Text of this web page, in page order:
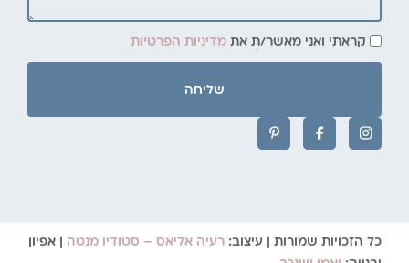
קראתי ואני מאשר/ת את מדיניות הפרטיות
שליחה
כל הזכויות שמורות | עיצוב: רעיה אליאס – סטודיו מנטה | אפיון